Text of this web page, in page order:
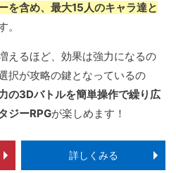
を含め、最大15人のキャラ達と
。
えるほど、効果は強力になるの
択が攻略の鍵となっているの
の3Dバトルを簡単操作で繰り広
ジーRPGが楽しめます！
詳しくみる